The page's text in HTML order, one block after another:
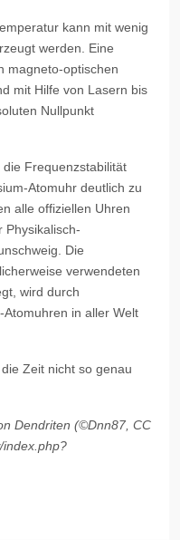
kann mit wenig
werden. Eine
magneto-optischen
mit Hilfe von Lasern bis
Nullpunkt
Frequenzstabilität
Atomuhr deutlich zu
alle offiziellen Uhren
Physikalisch-
Die
verwendeten
wird durch
in aller Welt
Zeit nicht so genau
Dendriten (©Dnn87, CC
index.php?